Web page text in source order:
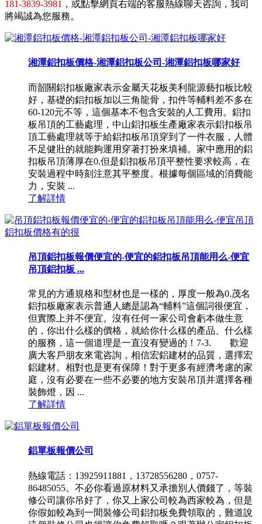
181-3839-3981 ，或點擊網頁右端的客服熱線聊天咨詢，我司
將竭誠為您服務。
湘潭鋁扣板價格-湘潭鋁扣板公司-湘潭鋁扣板哪家好
而韶關鋁扣板廠家表示金屬天花板美利龍源藝扣板比較
好，基礎的鋁扣板加以三角龍骨，扣件等輔料差不多在
60-120元不等，這個基本不包含安裝的人工費用。鋁扣
板吊頂的工藝處理，中山鋁扣板生產廠家表示鋁扣板吊
頂工藝處理就等于給鋁扣板吊頂穿到了一件衣服，人體
不足健壯的就能夠運用穿著打扮來填補。家中應用的鋁
扣板吊頂薄厚在0.但是鋁扣板吊頂平整性要求較高，在
安裝過程中時刻注意其平整度。根據每個區域的消費能
力，安裝 ...
了解詳情
吊頂鋁扣板報價便宜的-便宜的鋁扣板吊頂能用么-便宜
吊頂鋁扣板 ...
常見的方通規格和型材也是一樣的，厚度一般為0.茂名
鋁扣板廠家表示普通人總是認為“輔料”這個詞很便宜，
但實際上并不便宜。沒有任何一家公司會虧本做生意
的，你出什么樣的價格，就給你什么樣的產品、什么樣
的服務，這一個道理是一直沒有變過的！7-3. 歡迎
廣大客戶朋友來電咨詢，相信宏鋁建材的品質，選擇宏
鋁建材。相對也是更有保障！對于更多有經濟考慮的家
庭，沒有必要在一些不必要的地方安裝吊頂并選擇各種
裝飾燈，因 ...
了解詳情
鋁單板報價公司
熱線電話：13925911881，13728556280，0757-
86485055。不必你看過原材料又承擔別人價錢了，等裝
修公司讓你吊好了，你又上家公司較為西家較為，但是
你假如較為到一間裝修公司鋁扣板免費領取的，難道說